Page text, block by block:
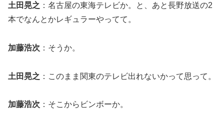
土田晃之 ：名古屋の東海テレビか。と、あと長野放送の2
本でなんとかレギュラーやってて。
加藤浩次 ：そうか。
土田晃之 ：このまま関東のテレビ出れないかって思って。
加藤浩次 ：そこからビンボーか。